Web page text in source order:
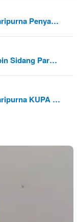
Penya…
Sidang Par…
KUPA …